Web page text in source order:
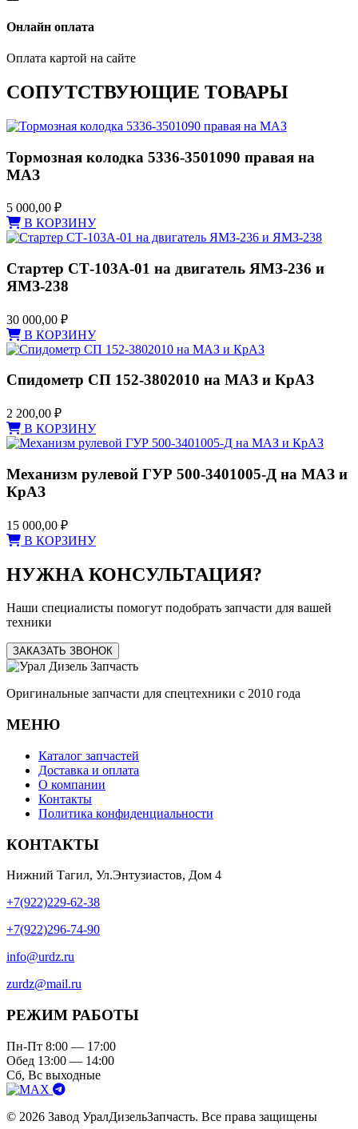
Онлайн оплата
Оплата картой на сайте
СОПУТСТВУЮЩИЕ ТОВАРЫ
Тормозная колодка 5336-3501090 правая на
МАЗ
5 000,00 ₽
В КОРЗИНУ
Стартер СТ-103А-01 на двигатель ЯМЗ-236 и
ЯМЗ-238
30 000,00 ₽
В КОРЗИНУ
Спидометр СП 152-3802010 на МАЗ и КрАЗ
2 200,00 ₽
В КОРЗИНУ
Механизм рулевой ГУР 500-3401005-Д на МАЗ и
КрАЗ
15 000,00 ₽
В КОРЗИНУ
НУЖНА КОНСУЛЬТАЦИЯ?
Наши специалисты помогут подобрать запчасти для вашей
техники
ЗАКАЗАТЬ ЗВОНОК
Оригинальные запчасти для спецтехники с 2010 года
МЕНЮ
Каталог запчастей
Доставка и оплата
О компании
Контакты
Политика конфиденциальности
КОНТАКТЫ
Нижний Тагил, Ул.Энтузиастов, Дом 4
+7(922)229-62-38
+7(922)296-74-90
info@urdz.ru
zurdz@mail.ru
РЕЖИМ РАБОТЫ
Пн-Пт 8:00 — 17:00
Обед 13:00 — 14:00
Сб, Вс выходные
© 2026 Завод УралДизельЗапчасть. Все права защищены